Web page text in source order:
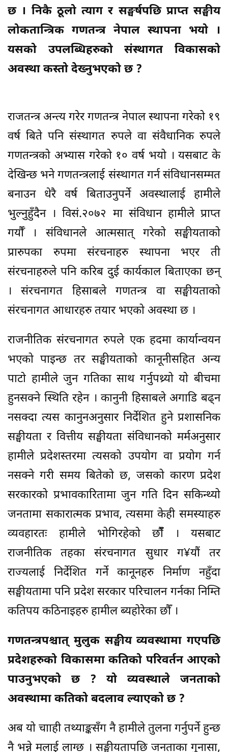
छ । निकै ठूलो त्याग र सङ्घर्षपछि प्राप्त सङ्घीय
लोकतान्त्रिक गणतन्त्र नेपाल स्थापना भयो ।
यसको उपलब्धिहरुको संस्थागत विकासको
अवस्था कस्तो देख्नुभएको छ ?
राजतन्त्र अन्त्य गरेर गणतन्त्र नेपाल स्थापना गरेको १९
वर्ष बिते पनि संस्थागत रुपले वा संवैधानिक रुपले
गणतन्त्रको अभ्यास गरेको १० वर्ष भयो । यसबाट के
देखिन्छ भने गणतन्त्रलाई संस्थागत गर्न संविधानसम्मत
बनाउन धेरै वर्ष बिताउनुपर्ने अवस्थालाई हामीले
भुल्नुहुँदैन । विसं.२०७२ मा संविधान हामीले प्राप्त
गर्यौँ । संविधानले आत्मसात् गरेको सङ्घीयताको
प्रारुपका रुपमा संरचनाहरु स्थापना भएर ती
संरचनाहरुले पनि करिब दुई कार्यकाल बिताएका छन्
। संरचनागत हिसाबले गणतन्त्र वा सङ्घीयताको
संरचनागत आधारहरु तयार भएको अवस्था छ ।
राजनीतिक संरचनागत रुपले एक हदमा कार्यान्वयन
भएको पाइन्छ तर सङ्घीयताको कानूनीसहित अन्य
पाटो हामीले जुन गतिका साथ गर्नुपथ्र्यो यो बीचमा
हुनसक्ने स्थिति रहेन । कानुनी हिसाबले अगाडि बढ्न
नसक्दा त्यस कानुनअनुसार निर्देशित हुने प्रशासनिक
सङ्घीयता र वित्तीय सङ्घीयता संविधानको मर्मअनुसार
हामीले प्रदेशस्तरमा त्यसको उपयोग वा प्रयोग गर्न
नसक्ने गरी समय बितेको छ, जसको कारण प्रदेश
सरकारको प्रभावकारितामा जुन गति दिन सकिन्थ्यो
जनतामा सकारात्मक प्रभाव, त्यसमा केही समस्याहरु
व्यवहारतः हामीले भोगिरहेको छौंँ । यसबाट
राजनीतिक तहका संरचनागत सुधार ग¥यौं तर
राज्यलाई निर्देशित गर्ने कानूनहरु निर्माण नहुँदा
सङ्घीयतामा पनि प्रदेश सरकार परिचालन गर्नका निम्ति
कतिपय कठिनाइहरु हामील ब्यहोरेका छौँ ।
गणतन्त्रपश्चात् मुलुक सङ्घीय व्यवस्थामा गएपछि
प्रदेशहरुको विकासमा कतिको परिवर्तन आएको
पाउनुभएको छ ? यो व्यवस्थाले जनताको
अवस्थामा कतिको बदलाव ल्याएको छ ?
अब यो चााही तथ्याङ्कसँग नै हामीले तुलना गर्नुपर्ने हुन्छ
नै भन्ने मलाई लाग्छ । सङ्घीयतापछि जनताका गुनासा,